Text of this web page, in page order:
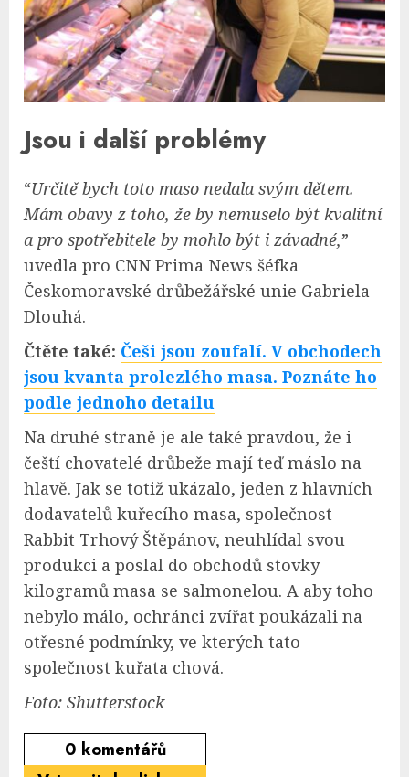
Jsou i další problémy
“Určitě bych toto maso nedala svým dětem.
Mám obavy z toho, že by nemuselo být kvalitní
a pro spotřebitele by mohlo být i závadné,”
uvedla pro CNN Prima News šéfka
Českomoravské drůbežářské unie Gabriela
Dlouhá.
Čtěte také: Češi jsou zoufalí. V obchodech
jsou kvanta prolezlého masa. Poznáte ho
podle jednoho detailu
Na druhé straně je ale také pravdou, že i
čeští chovatelé drůbeže mají teď máslo na
hlavě. Jak se totiž ukázalo, jeden z hlavních
dodavatelů kuřecího masa, společnost
Rabbit Trhový Štěpánov, neuhlídal svou
produkci a poslal do obchodů stovky
kilogramů masa se salmonelou. A aby toho
nebylo málo, ochránci zvířat poukázali na
otřesné podmínky, ve kterých tato
společnost kuřata chová.
Foto: Shutterstock
0 komentářů